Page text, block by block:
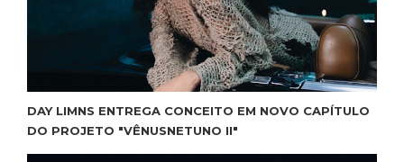
DAY LIMNS ENTREGA CONCEITO EM NOVO CAPÍTULO
DO PROJETO "VÊNUSNETUNO II"